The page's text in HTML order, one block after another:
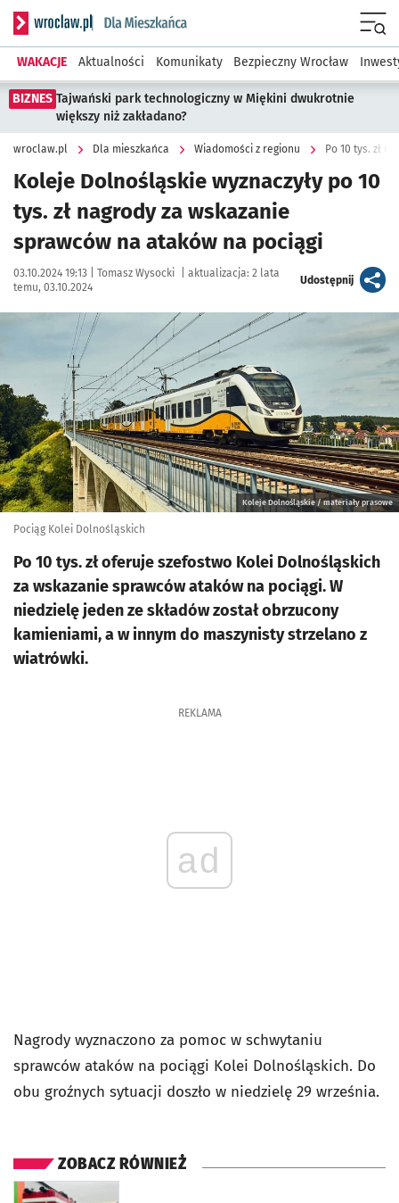
Serwis informacyjny wroclaw.pl podserwis: Dla mieszkańca
WAKACJE Aktualności Komunikaty Bezpieczny Wrocław
BIZNES Tajwański park technologiczny w Miękini dwukrotnie
większy niż zakładano?
wroclaw.pl Dla mieszkańca Wiadomości z regionu Po 10 tys. zł
Koleje Dolnośląskie wyznaczyły po 10
tys. zł nagrody za wskazanie
sprawców na ataków na pociągi
Data publikacji:
03.10.2024 19:13 | Autor:
Tomasz Wysocki aktualizacja: 2 lata
temu, 03.10.2024
Udostępnijartykuł
Kliknij, aby powiększyć
Koleje Dolnośląskie / materiały prasowe
Pociąg Kolei Dolnośląskich
Po 10 tys. zł oferuje szefostwo Kolei Dolnośląskich
za wskazanie sprawców ataków na pociągi. W
niedzielę jeden ze składów został obrzucony
kamieniami, a w innym do maszynisty strzelano z
wiatrówki.
REKLAMA
ad
Nagrody wyznaczono za pomoc w schwytaniu
sprawców ataków na pociągi Kolei Dolnośląskich. Do
obu groźnych sytuacji doszło w niedzielę 29 września.
ZOBACZ RÓWNIEŻ
otworzy się w nowej karcie